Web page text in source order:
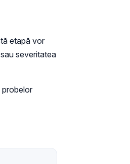
etapă vor
severitatea
probelor